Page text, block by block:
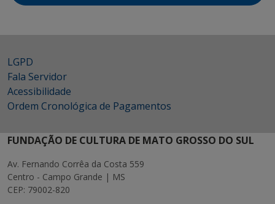
LGPD
Fala Servidor
Acessibilidade
Ordem Cronológica de Pagamentos
FUNDAÇÃO DE CULTURA DE MATO GROSSO DO SUL
Av. Fernando Corrêa da Costa 559
Centro - Campo Grande | MS
CEP: 79002-820